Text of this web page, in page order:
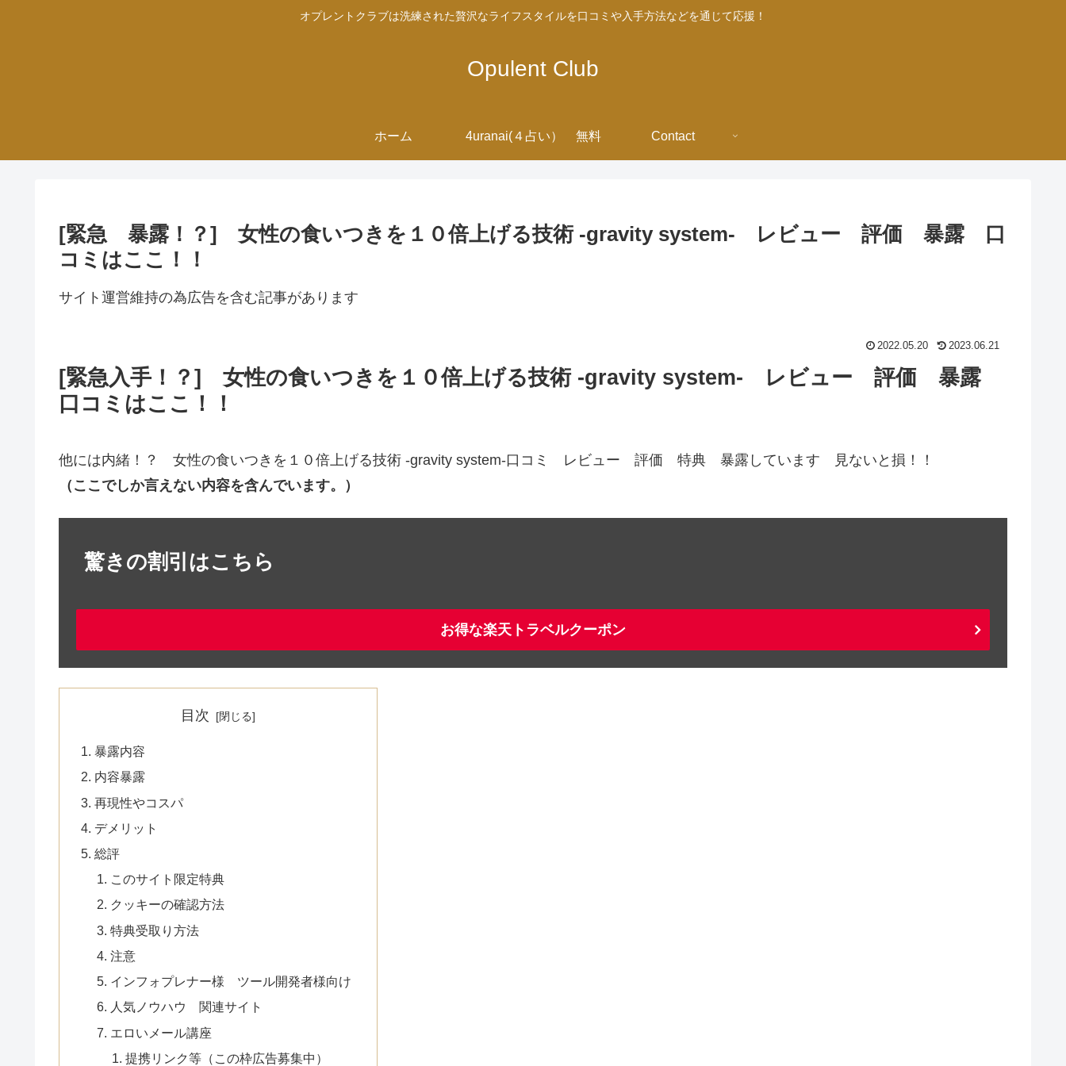
オプレントクラブは洗練された贅沢なライフスタイルを口コミや入手方法などを通じて応援！
Opulent Club
ホーム 4uranai(４占い） 無料 Contact
[緊急 暴露！？] 女性の食いつきを１０倍上げる技術 -gravity system- レビュー 評価 暴露 口
コミはここ！！
サイト運営維持の為広告を含む記事があります
2022.05.20 2023.06.21
[緊急入手！？] 女性の食いつきを１０倍上げる技術 -gravity system- レビュー 評価 暴露
口コミはここ！！
他には内緒！？ 女性の食いつきを１０倍上げる技術 -gravity system-口コミ レビュー 評価 特典 暴露しています 見ないと損！！
（ここでしか言えない内容を含んでいます。）
驚きの割引はこちら
お得な楽天トラベルクーポン
目次
暴露内容
内容暴露
再現性やコスパ
デメリット
総評
このサイト限定特典
クッキーの確認方法
特典受取り方法
注意
インフォプレナー様 ツール開発者様向け
人気ノウハウ 関連サイト
エロいメール講座
提携リンク等（この枠広告募集中）